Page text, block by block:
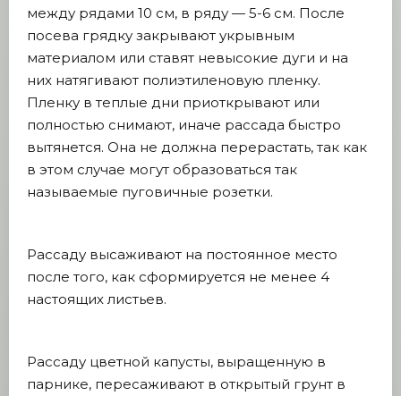
между рядами 10 см, в ряду — 5-­6 см. После
посева грядку закрывают укрывным
материалом или ставят невысокие дуги и на
них натягивают полиэтиленовую пленку.
Пленку в теплые дни приоткрывают или
полностью снимают, иначе рассада быстро
вытянется. Она не должна перерастать, так как
в этом случае могут образоваться так
называемые пуго­вичные розетки.
Рассаду высаживают на постоянное место
после того, как сформируется не менее 4
настоящих листьев.
Рассаду цветной капусты, выращенную в
парнике, пересаживают в открытый грунт в